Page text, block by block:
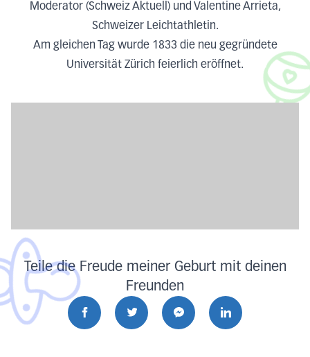
Moderator (Schweiz Aktuell) und Valentine Arrieta,
Schweizer Leichtathletin.
Am gleichen Tag wurde 1833 die neu gegründete
Universität Zürich feierlich eröffnet.
Teile die Freude meiner Geburt mit deinen
Freunden